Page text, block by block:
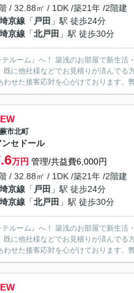
/ 32.88㎡ / 1DK /築21年 /2階建
埼京線 「 戸田 」駅 徒歩24分
埼京線 「北戸田 」駅 徒歩30分
テルーム』へ！ 築浅のお部屋で新生
に他社様などでお見積りが済んで
客様個人にあわせた接客応対を心がけてお
蕨市北町
ンセドール
万円 管理/共益費6,000円
/ 32.88㎡ / 1DK /築21年 /2階建
埼京線 「 戸田 」駅 徒歩24分
埼京線 「北戸田 」駅 徒歩30分
テルーム』へ！ 築浅のお部屋で新生
に他社様などでお見積りが済んで
客様個人にあわせた接客応対を心がけてお